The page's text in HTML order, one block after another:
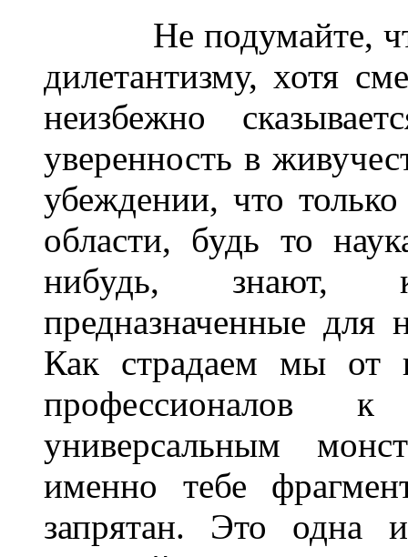
Не подумайте,
дилетантизму, хотя
неизбежно
уверенность в
убеждении, что
области, будь то
нибудь, знают,
предназначенные
Как страдаем мы от
профессионалов
универсальным
именно тебе
запрятан. Это одна